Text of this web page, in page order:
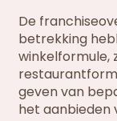
De
betrekking
winkelformule,
geven van
het aanbieden